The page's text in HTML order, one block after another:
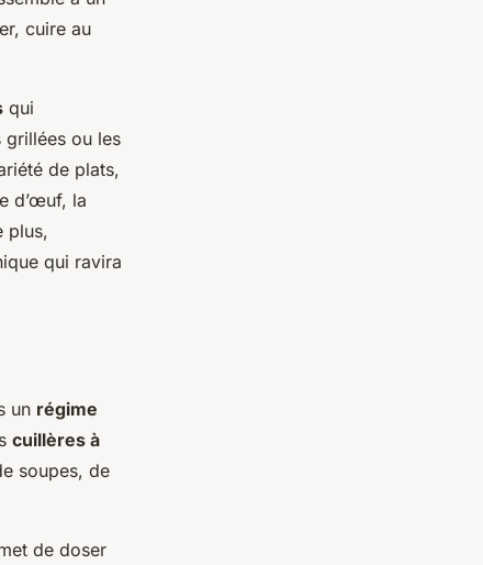
cuire au
qui
grillées ou les
de plats,
d’œuf, la
plus,
qui ravira
un régime
cuillères à
soupes, de
de doser